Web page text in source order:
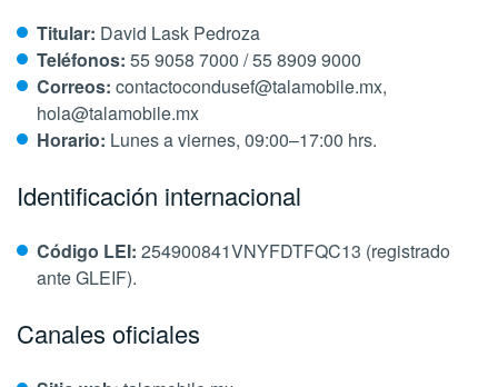
Titular: David Lask Pedroza
Teléfonos: 55 9058 7000 / 55 8909 9000
Correos: contactocondusef@talamobile.mx,
hola@talamobile.mx
Horario: Lunes a viernes, 09:00–17:00 hrs.
Identificación internacional
Código LEI: 254900841VNYFDTFQC13 (registrado
ante GLEIF).
Canales oficiales